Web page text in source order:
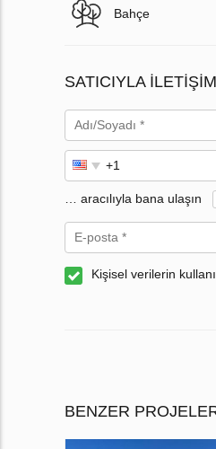
Bahçe
SATICIYLA
… aracılıyla bana ulaşın
Kişisel verilerin
BENZER